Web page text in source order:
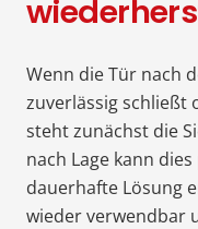
Wenn die Tür nach
zuverlässig schließt
steht zunächst die
nach Lage kann
dauerhafte Lösung
wieder verwendbar